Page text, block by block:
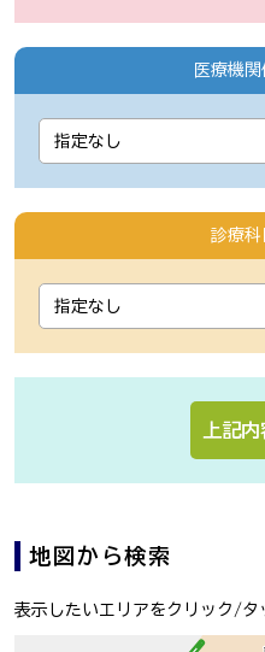
医療機
診療科
上記
地図から検索
表示したいエリアをクリック/タ